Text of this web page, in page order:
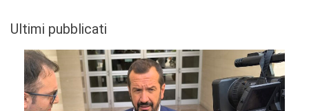
Ultimi pubblicati